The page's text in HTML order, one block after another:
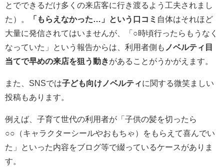
とでできるだけ多くの来店客に行き渡るよう工夫されまし
た）。
「もらえなかった…」という口コミ 自体はそれほど
大量に発信されてはいませんが、「○時頃行ったらもうなく
なっていた」という報告からは、利用者側も ノベルティ目
当てで早めの来店を狙う動きがあることがうかがえます。
また、SNSでは子ども向けノベルティに関する微笑ましい
投稿もあります。
例えば、子育て世代の利用者が「子供の髪を切ったら
○○（キャラクターシールやおもちゃ）をもらえて喜んでい
た」といった内容をブログ等で綴っているケースがありま
す。